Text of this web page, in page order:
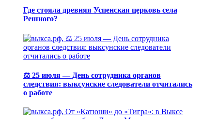
Где стояла древняя Успенская церковь села
Решного?
⚖️ 25 июля — День сотрудника органов
следствия: выксунские следователи отчитались
о работе